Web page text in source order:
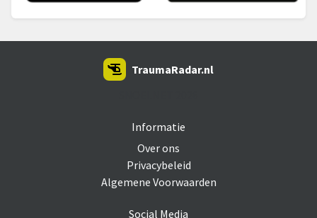
Informatie
Over ons
Privacybeleid
Algemene Voorwaarden
Social Media
TraumaRadar.nl